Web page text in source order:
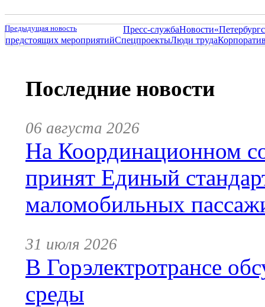
Предыдущая новость Пресс-службаНовости
предстоящих мероприятийСпецпроектыЛюди труда
Последние новости
06 августа 2026
На Координационном
принят Единый
маломобильных
31 июля 2026
В Горэлектротрансе
среды